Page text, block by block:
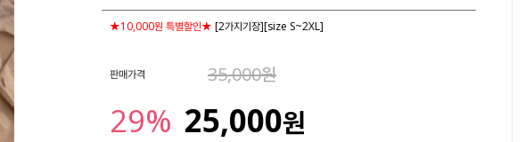
★10,000원 특별할인★ [2가지기장][size S~2XL]
판매가격 35,000원
29% 25,000원